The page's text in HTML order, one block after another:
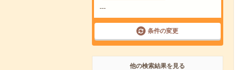
---
条件の変更
他の検索結果を見る